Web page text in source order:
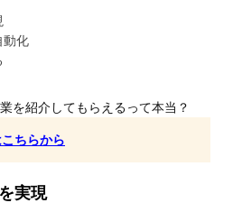
動化
を紹介してもらえるって本当？
ちらから
実現